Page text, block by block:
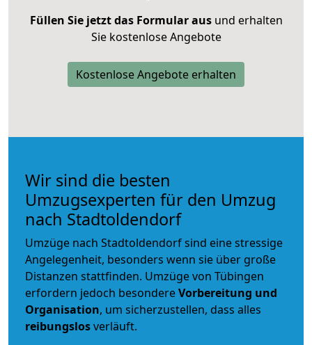
Füllen Sie jetzt das Formular ausund erhalten
Sie kostenlose Angebote
Kostenlose Angebote erhalten
Wir sind die besten
Umzugsexperten für den Umzug
nach Stadtoldendorf
Umzüge nach Stadtoldendorf sind eine stressige
Angelegenheit, besonders wenn sie über große
Distanzen stattfinden. Umzüge von Tübingen
erfordern jedoch besondereVorbereitung und
Organisation, um sicherzustellen, dass alles
reibungslosverläuft.